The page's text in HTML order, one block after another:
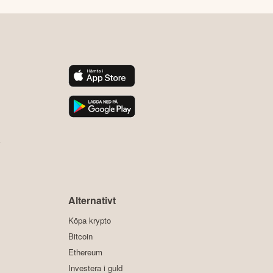
Alternativt
Köpa krypto
Bitcoin
Ethereum
Investera i guld